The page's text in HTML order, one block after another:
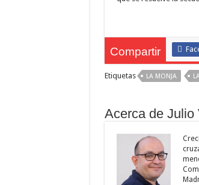
Compartir
Etiquetas LA MONJA
Acerca de Julio